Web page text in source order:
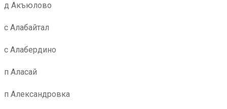
д Акъюлово
с Алабайтал
с Алабердино
п Аласай
п Александровка